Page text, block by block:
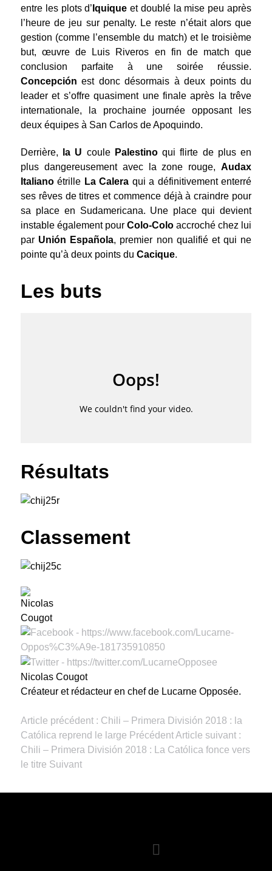
entre les plots d’ Iquiqueet doublé la mise peu après
l’heure de jeu sur penalty. Le reste n’était alors que
gestion (comme l’ensemble du match) et le troisième
but, œuvre de Luis Riveros en fin de match que
conclusion parfaite à une soirée réussie.
Concepción est donc désormais à deux points du
leader et s’offre quasiment une finale après la trêve
internationale, la prochaine journée opposant les
deux équipes à San Carlos de Apoquindo.
Derrière, la U coule Palestinoqui flirte de plus en
plus dangereusement avec la zone rouge, Audax
Italiano étrille La Calera qui a définitivement enterré
ses rêves de titres et commence déjà à craindre pour
sa place en Sudamericana. Une place qui devient
instable également pour Colo-Colo accroché chez lui
par Unión Española, premier non qualifié et qui ne
pointe qu’à deux points du Cacique.
Les buts
Résultats
Classement
Nicolas Cougot
Créateur et rédacteur en chef de Lucarne Opposée.
Article précédent : Chili – Primera División 2018 : la
Católica reprend le large PrécédentArticle suivant :
Chili – Primera División 2018 : La Católica fonce vers
le titre Suivant